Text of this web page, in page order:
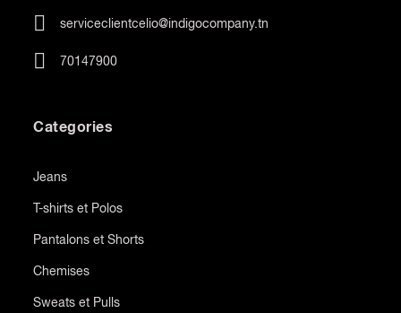
serviceclientcelio@indigocompany.tn
70147900
Categories
Jeans
T-shirts et Polos
Pantalons et Shorts
Chemises
Sweats et Pulls